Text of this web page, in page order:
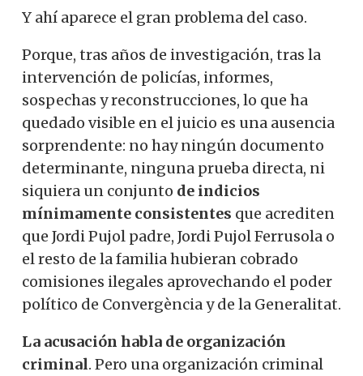
Y ahí aparece el gran problema del caso.
Porque, tras años de investigación, tras la
intervención de policías, informes,
sospechas y reconstrucciones, lo que ha
quedado visible en el juicio es una ausencia
sorprendente: no hay ningún documento
determinante, ninguna prueba directa, ni
siquiera un conjunto de indicios
mínimamente consistentes que acrediten
que Jordi Pujol padre, Jordi Pujol Ferrusola o
el resto de la familia hubieran cobrado
comisiones ilegales aprovechando el poder
político de Convergència y de la Generalitat.
La acusación habla de organización
criminal. Pero una organización criminal